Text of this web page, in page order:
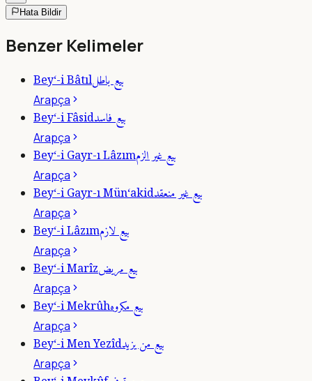
Hata Bildir
Benzer Kelimeler
Bey‘-i Bâtılبيع باطل
Arapça
Bey‘-i Fâsidبيع فاسد
Arapça
Bey‘-i Gayr-ı Lâzımبيع غير الزم
Arapça
Bey‘-i Gayr-ı Mün‘akidبيع غير منعقد
Arapça
Bey‘-i Lâzımبيع لازم
Arapça
Bey‘-i Marîzبيع مريض
Arapça
Bey‘-i Mekrûhبيع مكروه
Arapça
Bey‘-i Men Yezîdبيع من يزيد
Arapça